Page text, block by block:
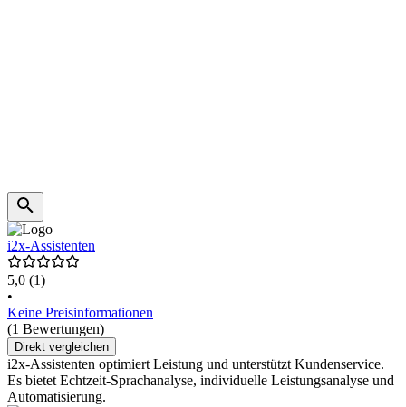
i2x-Assistenten
5,0 (1)
•
Keine Preisinformationen
(1 Bewertungen)
Direkt vergleichen
i2x-Assistenten optimiert Leistung und unterstützt Kundenservice.
Es bietet Echtzeit-Sprachanalyse, individuelle Leistungsanalyse und
Automatisierung.